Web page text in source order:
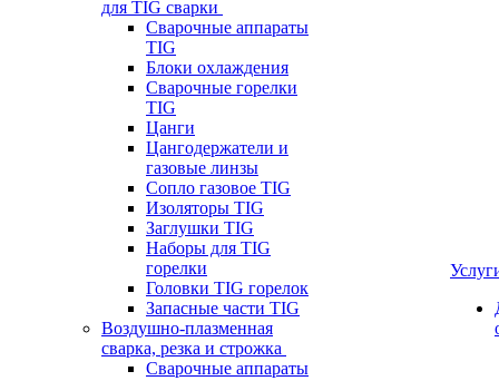
для TIG сварки
Сварочные аппараты
TIG
Блоки охлаждения
Сварочные горелки
TIG
Цанги
Цангодержатели и
газовые линзы
Сопло газовое TIG
Изоляторы TIG
Заглушки TIG
Наборы для TIG
горелки
Головки TIG горелок
Запасные части TIG
Воздушно-плазменная
сварка, резка и строжка
Сварочные аппараты